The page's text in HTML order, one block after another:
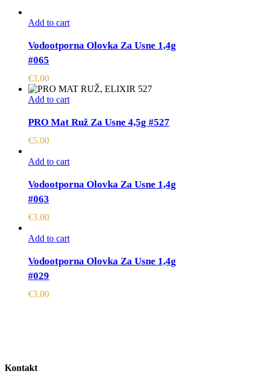
Add to cart
Vodootporna Olovka Za Usne 1,4g
#065
€3.00
Add to cart
PRO Mat Ruž Za Usne 4,5g #527
€5.00
Add to cart
Vodootporna Olovka Za Usne 1,4g
#063
€3.00
Add to cart
Vodootporna Olovka Za Usne 1,4g
#029
€3.00
Kontakt